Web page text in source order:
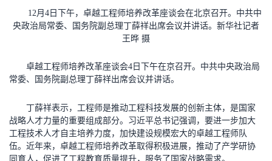
12月4日下午，卓越工程师培养改革座谈会在北京召开。中共中
央政治局常委、国务院副总理丁薛祥出席会议并讲话。新华社记者
王晔 摄
卓越工程师培养改革座谈会4日下午在京召开。中共中央政治局
常委、国务院副总理丁薛祥出席会议并讲话。
丁薛祥表示，工程师是推动工程科技发展的创新主体，是国家
战略人才力量的重要组成部分。习近平总书记强调，要进一步加大
工程技术人才自主培养力度，加快建设规模宏大的卓越工程师队
伍。近年来，卓越工程师培养改革取得积极进展，推动了产学研协
同育人，促进了工程教育质量提升，服务了国家战略需求。